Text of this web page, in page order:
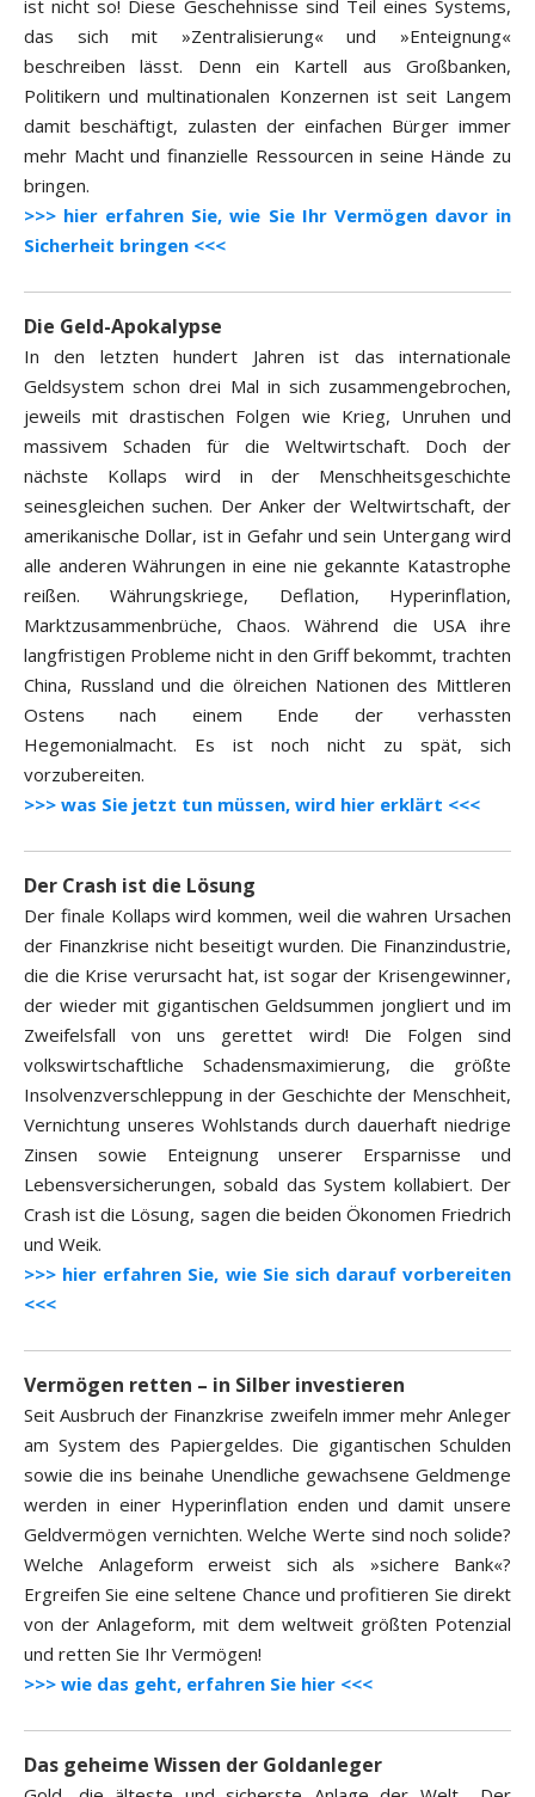
ist nicht so! Diese Geschehnisse sind Teil eines Systems,
das sich mit »Zentralisierung« und »Enteignung«
beschreiben lässt. Denn ein Kartell aus Großbanken,
Politikern und multinationalen Konzernen ist seit Langem
damit beschäftigt, zulasten der einfachen Bürger immer
mehr Macht und finanzielle Ressourcen in seine Hände zu
bringen.
>>> hier erfahren Sie, wie Sie Ihr Vermögen davor in
Sicherheit bringen <<<
Die Geld-Apokalypse
In den letzten hundert Jahren ist das internationale
Geldsystem schon drei Mal in sich zusammengebrochen,
jeweils mit drastischen Folgen wie Krieg, Unruhen und
massivem Schaden für die Weltwirtschaft. Doch der
nächste Kollaps wird in der Menschheitsgeschichte
seinesgleichen suchen. Der Anker der Weltwirtschaft, der
amerikanische Dollar, ist in Gefahr und sein Untergang wird
alle anderen Währungen in eine nie gekannte Katastrophe
reißen. Währungskriege, Deflation, Hyperinflation,
Marktzusammenbrüche, Chaos. Während die USA ihre
langfristigen Probleme nicht in den Griff bekommt, trachten
China, Russland und die ölreichen Nationen des Mittleren
Ostens nach einem Ende der verhassten
Hegemonialmacht. Es ist noch nicht zu spät, sich
vorzubereiten.
>>> was Sie jetzt tun müssen, wird hier erklärt <<<
Der Crash ist die Lösung
Der finale Kollaps wird kommen, weil die wahren Ursachen
der Finanzkrise nicht beseitigt wurden. Die Finanzindustrie,
die die Krise verursacht hat, ist sogar der Krisengewinner,
der wieder mit gigantischen Geldsummen jongliert und im
Zweifelsfall von uns gerettet wird! Die Folgen sind
volkswirtschaftliche Schadensmaximierung, die größte
Insolvenzverschleppung in der Geschichte der Menschheit,
Vernichtung unseres Wohlstands durch dauerhaft niedrige
Zinsen sowie Enteignung unserer Ersparnisse und
Lebensversicherungen, sobald das System kollabiert. Der
Crash ist die Lösung, sagen die beiden Ökonomen Friedrich
und Weik.
>>> hier erfahren Sie, wie Sie sich darauf vorbereiten
<<<
Vermögen retten – in Silber investieren
Seit Ausbruch der Finanzkrise zweifeln immer mehr Anleger
am System des Papiergeldes. Die gigantischen Schulden
sowie die ins beinahe Unendliche gewachsene Geldmenge
werden in einer Hyperinflation enden und damit unsere
Geldvermögen vernichten. Welche Werte sind noch solide?
Welche Anlageform erweist sich als »sichere Bank«?
Ergreifen Sie eine seltene Chance und profitieren Sie direkt
von der Anlageform, mit dem weltweit größten Potenzial
und retten Sie Ihr Vermögen!
>>> wie das geht, erfahren Sie hier <<<
Das geheime Wissen der Goldanleger